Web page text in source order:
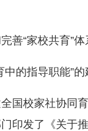
“家校共育”体
的指导职能”的
校家社协同育
印发了《关于